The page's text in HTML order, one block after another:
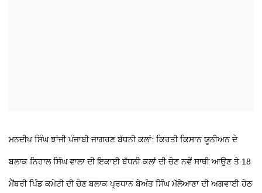
ਮਨਦੀਪ ਸਿੰਘ ਝਾਂਜੀ ਪੰਜਾਬੀ ਜਾਗਰਣ ਬੱਧਨੀ ਕਲਾਂ: ਕਿਰਤੀ ਕਿਸਾਨ ਯੂਨੀਅਨ ਦੇ
ਬਲਾਕ ਨਿਹਾਲ ਸਿੰਘ ਵਾਲਾ ਦੀ ਇਕਾਈ ਬੱਧਨੀ ਕਲਾਂ ਦੀ ਚੋਣ ਨਵੇਂ ਸਾਥੀ ਆਉਣ ਤੇ 18
ਮੈਂਬਰੀ ਪਿੰਡ ਕਮੇਟੀ ਦੀ ਚੋਣ ਬਲਾਕ ਪ੍ਰਧਾਨ ਬੇਅੰਤ ਸਿੰਘ ਮੱਲੇਆਣਾ ਦੀ ਅਗਵਾਈ ਹੇਠ